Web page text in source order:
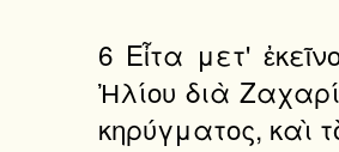
6 Εἶτα μετ'
Ἠλίου διὰ
κηρύγματος, καὶ